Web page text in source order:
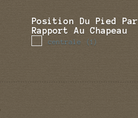
Position Du Pied Par
Rapport Au Chapeau
centrale (1)